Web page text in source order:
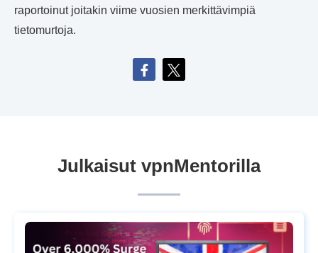
raportoinut joitakin viime vuosien merkittävimpiä
tietomurtoja.
Julkaisut vpnMentorilla